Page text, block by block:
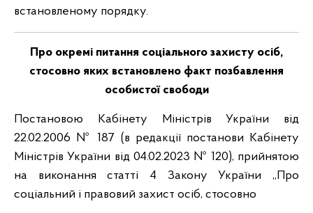
встановленому порядку.
Про окремі питання соціального захисту осіб,
стосовно яких встановлено факт позбавлення
особистої свободи
Постановою Кабінету Міністрів України від
22.02.2006 № 187 (в редакції постанови Кабінету
Міністрів України від 04.02.2023 № 120), прийнятою
на виконання статті 4 Закону України „Про
соціальний і правовий захист осіб, стосовно